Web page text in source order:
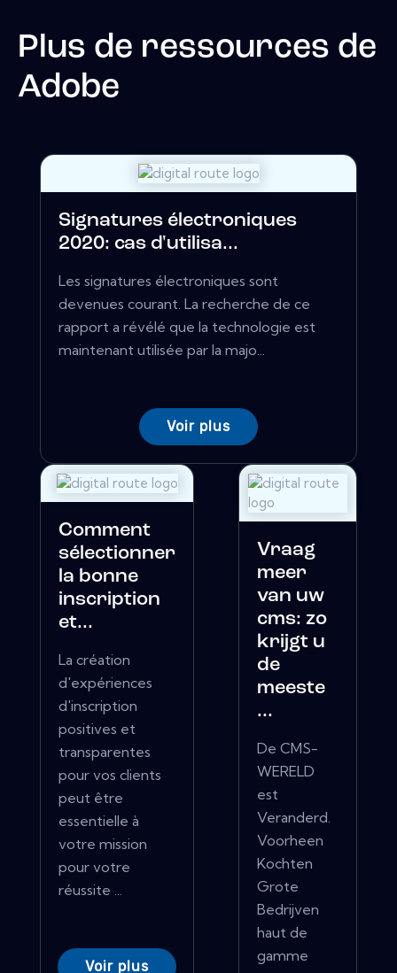
Plus de ressources de
Adobe
Signatures électroniques
2020: cas d'utilisa...
Les signatures électroniques sont
devenues courant. La recherche de ce
rapport a révélé que la technologie est
maintenant utilisée par la majo...
Voir plus
Comment
sélectionner
la bonne
inscription
et...
La création
d'expériences
d'inscription
positives et
transparentes
pour vos clients
peut être
essentielle à
votre mission
pour votre
réussite ...
Voir plus
Vraag
meer
van uw
cms: zo
krijgt u
de
meeste
...
De CMS-
WERELD
est
Veranderd.
Voorheen
Kochten
Grote
Bedrijven
haut de
gamme